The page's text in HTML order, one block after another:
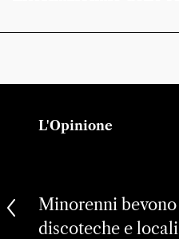
L'Opinione
Minorenni
discoteche e